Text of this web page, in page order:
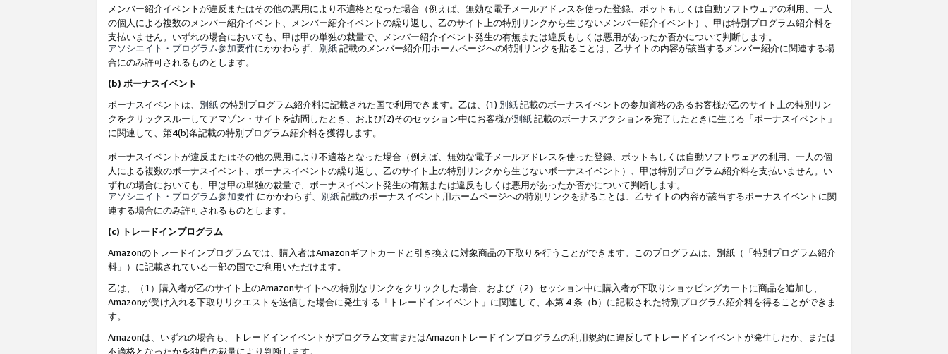
メンバー紹介イベントが違反またはその他の悪用により不適格となった場合（例えば、無効な電子メールアドレスを使った登録、ボットもしくは自動ソフトウェアの利用、一人
の個人による複数のメンバー紹介イベント、メンバー紹介イベントの繰り返し、乙のサイト上の特別リンクから生じないメンバー紹介イベント）、甲は特別プログラム紹介料を
支払いません。いずれの場合においても、甲は甲の単独の裁量で、メンバー紹介イベント発生の有無または違反もしくは悪用があったか否かについて判断します。
アソシエイト・プログラム参加要件にかかわらず、 別紙記載のメンバー紹介用ホームページへの特別リンクを貼ることは、乙サイトの内容が該当するメンバー紹介に関連する場
合にのみ許可されるものとします。
(b) ボーナスイベント
ボーナスイベントは、 別紙の特別プログラム紹介料に記載された国で利用できます。乙は、(1) 別紙記載のボーナスイベントの参加資格のあるお客様が乙のサイト上の特別リン
クをクリックスルーしてアマゾン・サイトを訪問したとき、および(2)そのセッション中にお客様が別紙記載のボーナスアクションを完了したときに生じる「ボーナスイベント」
に関連して、第4(b)条記載の特別プログラム紹介料を獲得します。
ボーナスイベントが違反またはその他の悪用により不適格となった場合（例えば、無効な電子メールアドレスを使った登録、ボットもしくは自動ソフトウェアの利用、一人の個
人による複数のボーナスイベント、ボーナスイベントの繰り返し、乙のサイト上の特別リンクから生じないボーナスイベント）、甲は特別プログラム紹介料を支払いません。い
ずれの場合においても、甲は甲の単独の裁量で、ボーナスイベント発生の有無または違反もしくは悪用があったか否かについて判断します。
アソシエイト・プログラム参加要件 にかかわらず、 別紙記載のボーナスイベント用ホームページへの特別リンクを貼ることは、乙サイトの内容が該当するボーナスイベントに関
連する場合にのみ許可されるものとします。
(c) トレードインプログラム
Amazonのトレードインプログラムでは、購入者はAmazonギフトカードと引き換えに対象商品の下取りを行うことができます。このプログラムは、別紙（「特別プログラム紹介
料」）に記載されている一部の国でご利用いただけます。
乙は、（1）購入者が乙のサイト上のAmazonサイトへの特別なリンクをクリックした場合、および（2）セッション中に購入者が下取りショッピングカートに商品を追加し、
Amazonが受け入れる下取りリクエストを送信した場合に発生する「トレードインイベント」に関連して、本第 4 条（b）に記載された特別プログラム紹介料を得ることができま
す。
Amazonは、いずれの場合も、トレードインイベントがプログラム文書またはAmazonトレードインプログラムの利用規約に違反してトレードインイベントが発生したか、または
不適格となったかを独自の裁量により判断します。